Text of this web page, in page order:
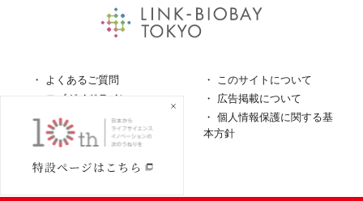
よくあるご質問
このサイトについて
ロゴガイドライン
広告掲載について
特定商取引法に基づく表
個人情報保護に関する基
本方針